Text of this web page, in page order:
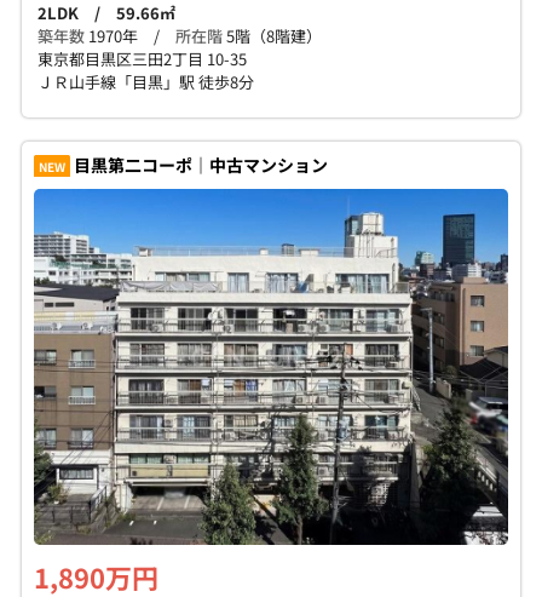
2LDK / 59.66㎡
築年数 1970年 / 所在階5階（8階建）
東京都目黒区三田2丁目 10-35
ＪＲ山手線「目黒」駅 徒歩8分
NEW 目黒第二コーポ｜中古マンション
1,890万円